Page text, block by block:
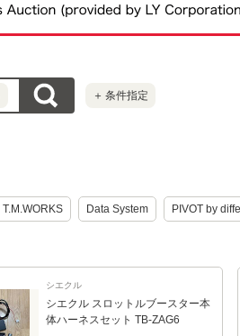
＋ 条件指定
T.M.WORKS Data System PIVOT by
シエクル
シエクル スロットルブースター本
体ハーネスセット TB-ZAG6